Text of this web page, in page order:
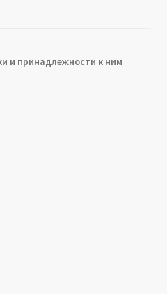
и принадлежности к ним